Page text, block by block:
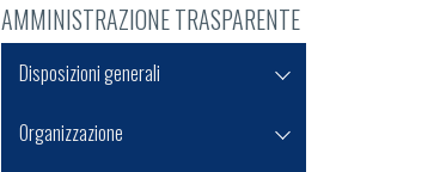
AMMINISTRAZIONE TRASPARENTE
Disposizioni generali
Organizzazione